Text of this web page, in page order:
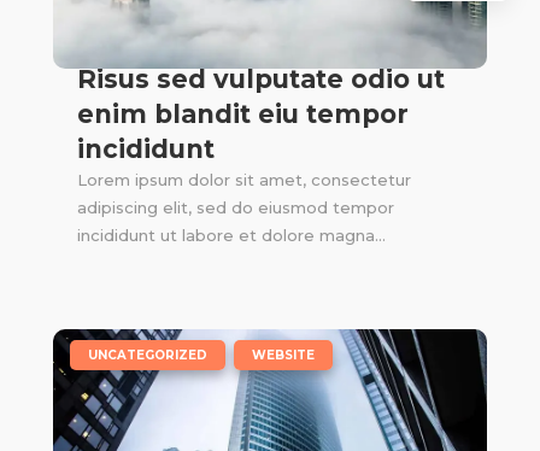
Risus sed vulputate odio ut
enim blandit eiu tempor
incididunt
Lorem ipsum dolor sit amet, consectetur
adipiscing elit, sed do eiusmod tempor
incididunt ut labore et dolore magna...
UNCATEGORIZED WEBSITE